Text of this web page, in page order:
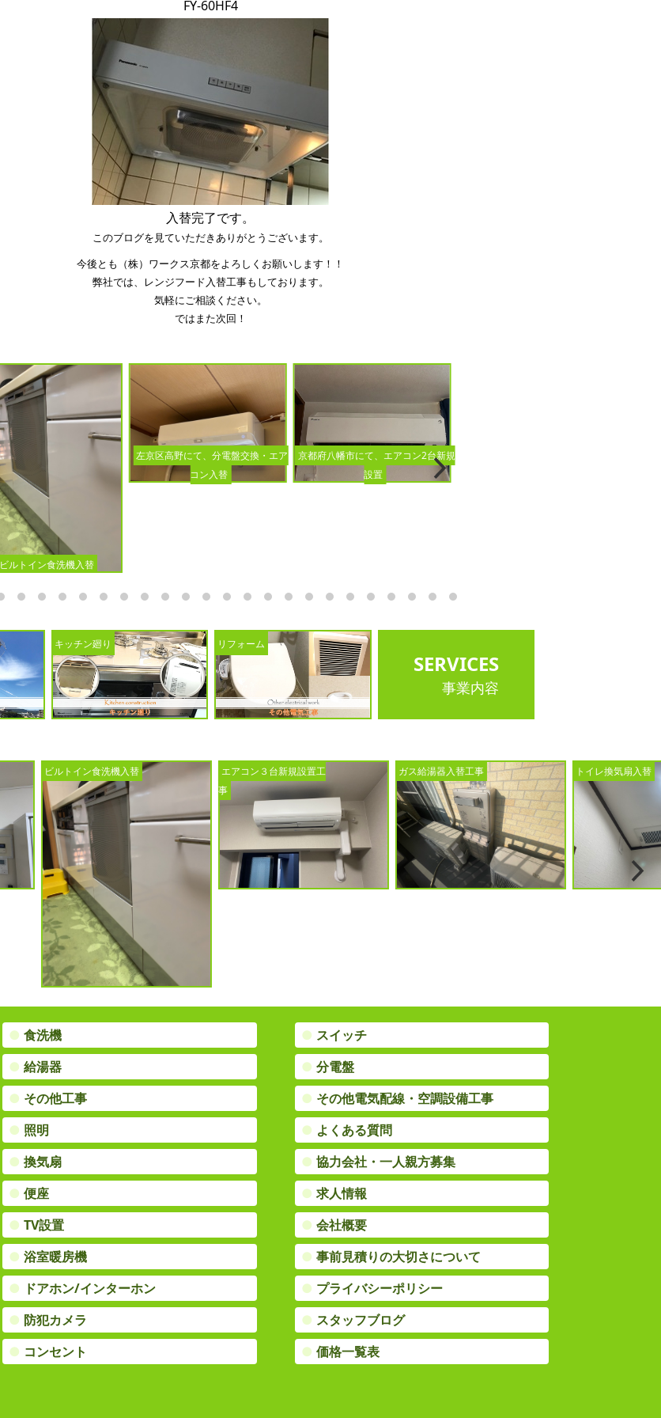
FY-60HF4
入替完了です。
このブログを見ていただきありがとうございます。
今後とも（株）ワークス京都をよろしくお願いします！！
弊社では、レンジフード入替工事もしております。
気軽にご相談ください。
ではまた次回！
左京区高野にて、分電盤交換・エア
コン入替
京都府八幡市にて、エアコン2台新規
設置
ビルトイン食洗機入替
SERVICES
事業内容
キッチン廻り リフォーム
エアコン３台新規設置工
事
ガス給湯器入替工事 トイレ換気扇入替 ドアホン入替工事
●食洗機
●給湯器
● その他工事
● 照明
●換気扇
●便座
●TV設置
●浴室暖房機
● ドアホン/インターホン
● 防犯カメラ
● コンセント
● スイッチ
● 分電盤
● その他電気配線・空調設備工事
● よくある質問
● 協力会社・一人親方募集
● 求人情報
● 会社概要
● 事前見積りの大切さについて
● プライバシーポリシー
● スタッフブログ
● 価格一覧表